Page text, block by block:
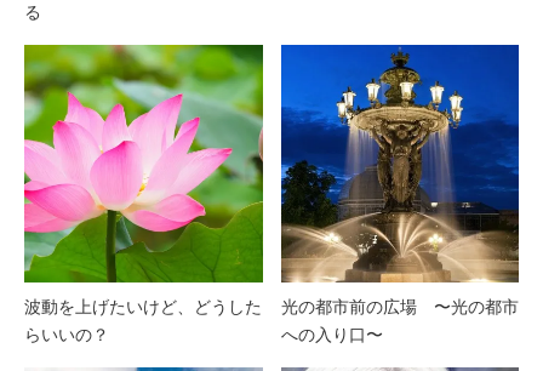
る
波動を上げたいけど、どうした
らいいの？
光の都市前の広場 〜光の都市
への入り口〜